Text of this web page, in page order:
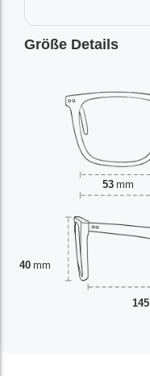
Größe Details
53 mm
40 mm
145